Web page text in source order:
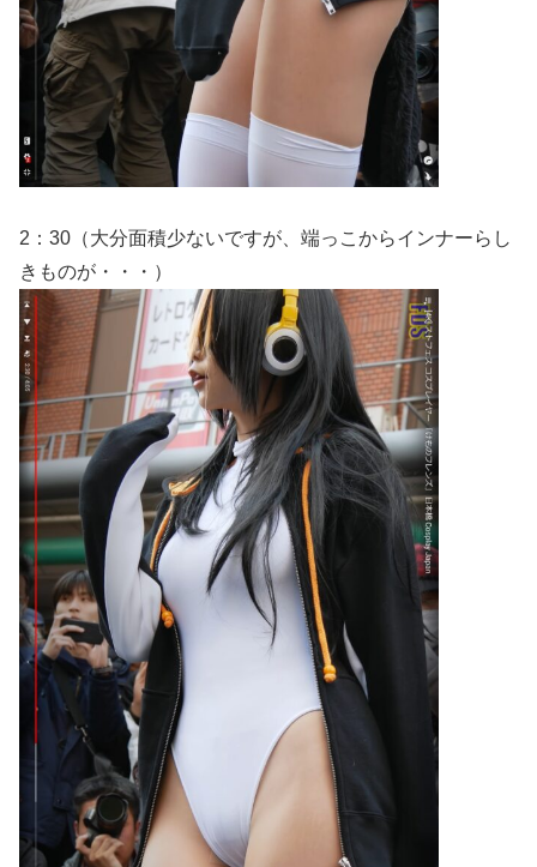
2：30（大分面積少ないですが、端っこからインナーらし
きものが・・・）